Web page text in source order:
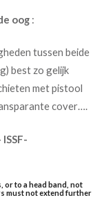
oog :
tussen beide
best zo gelijk
met pistool
cover….
or to a head band, not
must not extend further